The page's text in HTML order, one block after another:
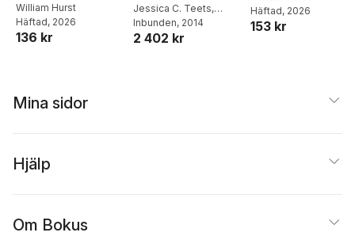
William Hurst
Häftad, 2026
136 kr
Jessica C. Teets,
William Hurst
Inbunden, 2014
2 402 kr
Häftad, 2026
153 kr
Mina sidor
Hjälp
Om Bokus